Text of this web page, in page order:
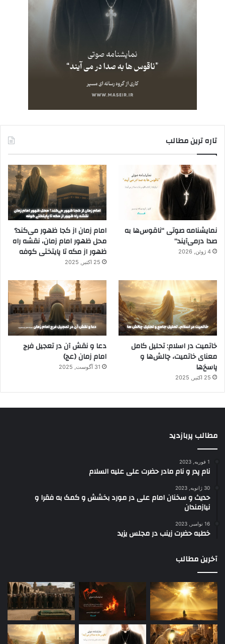
تاره ترین مطالب
نمایشنامه صوتی “ناقوس‌ها به
صدا در‌می‌آیند”
4 ژوئن, 2026
امام زمان از کجا ظهور می‌کند؟
محل ظهور امام زمان، نقشه راه
ظهور از مکه تا پایتختی کوفه
25 اکتبر, 2025
خاتمیت در اسلام: تحلیل کامل
معنای خاتمیت، چالش‌ها و
پاسخ‌ها
25 اکتبر, 2025
دعا و نقش آن در تعجیل فرج
امام زمان (عج)
31 آگوست, 2025
مطالب پربازدید
1 فوریه, 2023
نام پدر و نام مادر حضرت علی علیه السلام
30 ژانویه, 2023
حدیث و سخنان امام علی در مورد بخشش و کمک به فقرا و
نیازمندان
16 نوامبر, 2023
خطبه حضرت زینب در مجلس یزید
آخرین مطالب